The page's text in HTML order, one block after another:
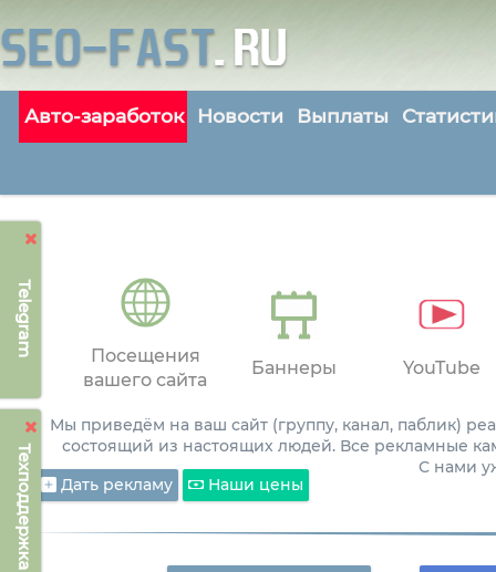
Telegram
Техподдержка
Авто-заработок Новости Выплаты
Посещения
вашего сайта
Баннеры YouTube
Мы приведём на ваш сайт (группу, канал, паблик)
состоящий из настоящих людей. Все рекламные
С нами
Дать рекламу
Наши цены